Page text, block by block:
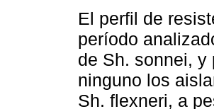
El perfil de
período
de Sh. sonnei, y
ninguno los
Sh. flexneri, a